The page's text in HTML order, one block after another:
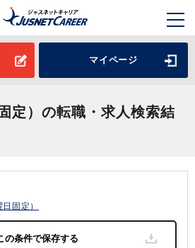
マイページ
定）の転職・求人検索結
固定）